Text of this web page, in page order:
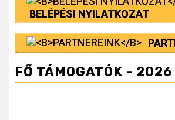
BELÉPÉSI NYILATKOZAT
FŐ TÁMOGATÓK - 2026